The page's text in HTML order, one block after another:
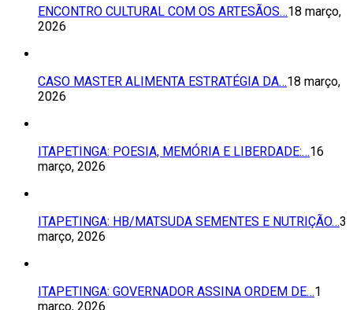
ENCONTRO CULTURAL COM OS ARTESÃOS…18 março,
2026
CASO MASTER ALIMENTA ESTRATÉGIA DA…18 março,
2026
ITAPETINGA: POESIA, MEMÓRIA E LIBERDADE:…16
março, 2026
ITAPETINGA: HB/MATSUDA SEMENTES E NUTRIÇÃO…3
março, 2026
ITAPETINGA: GOVERNADOR ASSINA ORDEM DE…1
março, 2026